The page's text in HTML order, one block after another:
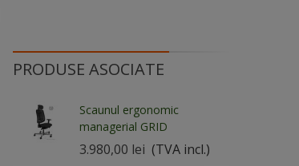
PRODUSE ASOCIATE
Scaunul ergonomic
managerial GRID
3.980,00 lei (TVA incl.)